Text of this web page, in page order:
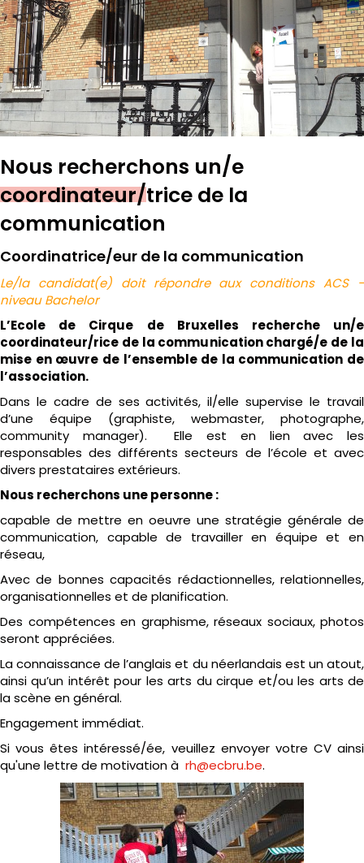
Nous recherchons un/e
coordinateur/trice de la
communication
Coordinatrice/eur de la communication
Le/la candidat(e) doit répondre aux conditions ACS -
niveau Bachelor
L’Ecole de Cirque de Bruxelles recherche un/e
coordinateur/rice de la communication chargé/e de la
mise en œuvre de l’ensemble de la communication de
l’association.
Dans le cadre de ses activités, il/elle supervise le travail
d’une équipe (graphiste, webmaster, photographe,
community manager). Elle est en lien avec les
responsables des différents secteurs de l’école et avec
divers prestataires extérieurs.
Nous recherchons une personne :
capable de mettre en oeuvre une stratégie générale de
communication, capable de travailler en équipe et en
réseau,
Avec de bonnes capacités rédactionnelles, relationnelles,
organisationnelles et de planification.
Des compétences en graphisme, réseaux sociaux, photos
seront appréciées.
La connaissance de l’anglais et du néerlandais est un atout,
ainsi qu’un intérêt pour les arts du cirque et/ou les arts de
la scène en général.
Engagement immédiat.
Si vous êtes intéressé/ée, veuillez envoyer votre CV ainsi
qu'une lettre de motivation à rh@ecbru.be.